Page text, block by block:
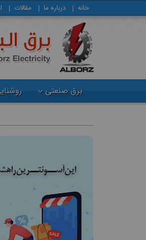
خانه درباره ما مقالات
برق صنعتی